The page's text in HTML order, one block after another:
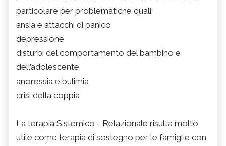
particolare per problematiche quali:
ansia e attacchi di panico
depressione
disturbi del comportamento del bambino e
dell’adolescente
anoressia e bulimia
crisi della coppia
La terapia Sistemico - Relazionale risulta molto
utile come terapia di sostegno per le famiglie con